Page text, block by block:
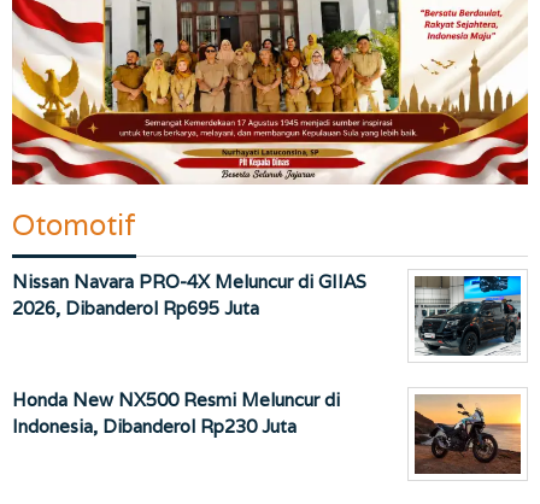
Otomotif
Nissan Navara PRO-4X Meluncur di GIIAS
2026, Dibanderol Rp695 Juta
Honda New NX500 Resmi Meluncur di
Indonesia, Dibanderol Rp230 Juta